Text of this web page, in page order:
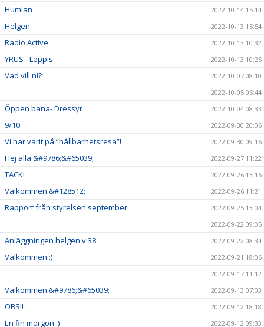
Humlan 2022-10-14 15:14
Helgen 2022-10-13 15:54
Radio Active 2022-10-13 10:32
YRUS - Loppis 2022-10-13 10:25
Vad vill ni?
2022-10-07 08:10
2022-10-05 06:44
Öppen bana- Dressyr 2022-10-04 08:33
9/10 2022-09-30 20:06
Vi har varit på ”hållbarhetsresa”! 2022-09-30 09:16
Hej alla &#9786;&#65039; 2022-09-27 11:22
TACK! 2022-09-26 13:16
Välkommen &#128512; 2022-09-26 11:21
Rapport från styrelsen september
2022-09-25 13:04
2022-09-22 09:05
Anläggningen helgen v.38 2022-09-22 08:34
Välkommen :)
2022-09-21 18:06
2022-09-17 11:12
Välkommen &#9786;&#65039; 2022-09-13 07:03
OBS!! 2022-09-12 18:18
En fin morgon :) 2022-09-12 09:33